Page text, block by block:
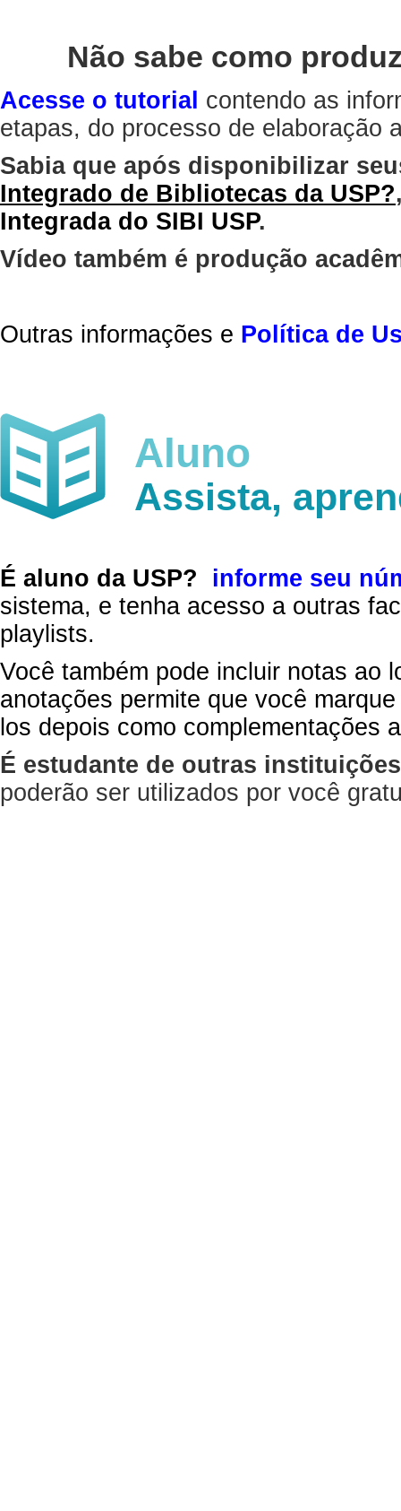
Não sabe como
Acesse o tutorial contendo as
etapas, do processo de elaboração
Sabia que após disponibilizar
Integrado de Bibliotecas da USP?
Integrada do SIBI USP.
Vídeo também é produção
Outras informações e Política de
Aluno
Assista,
É aluno da USP?
informe seu
sistema, e tenha acesso a outras
playlists.
Você também pode incluir notas ao
anotações permite que você
los depois como complementações
É estudante de outras
poderão ser utilizados por você